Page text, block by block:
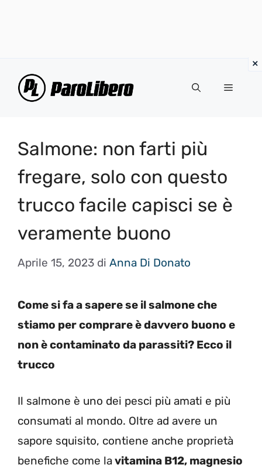
Menu
Salmone: non farti più
fregare, solo con questo
trucco facile capisci se è
veramente buono
Aprile 15, 2023 di Anna Di Donato
Come si fa a sapere se il salmone che
stiamo per comprare è davvero buono e
non è contaminato da parassiti? Ecco il
trucco
Il salmone è uno dei pesci più amati e più
consumati al mondo. Oltre ad avere un
sapore squisito, contiene anche proprietà
benefiche come lavitamina B12, magnesio